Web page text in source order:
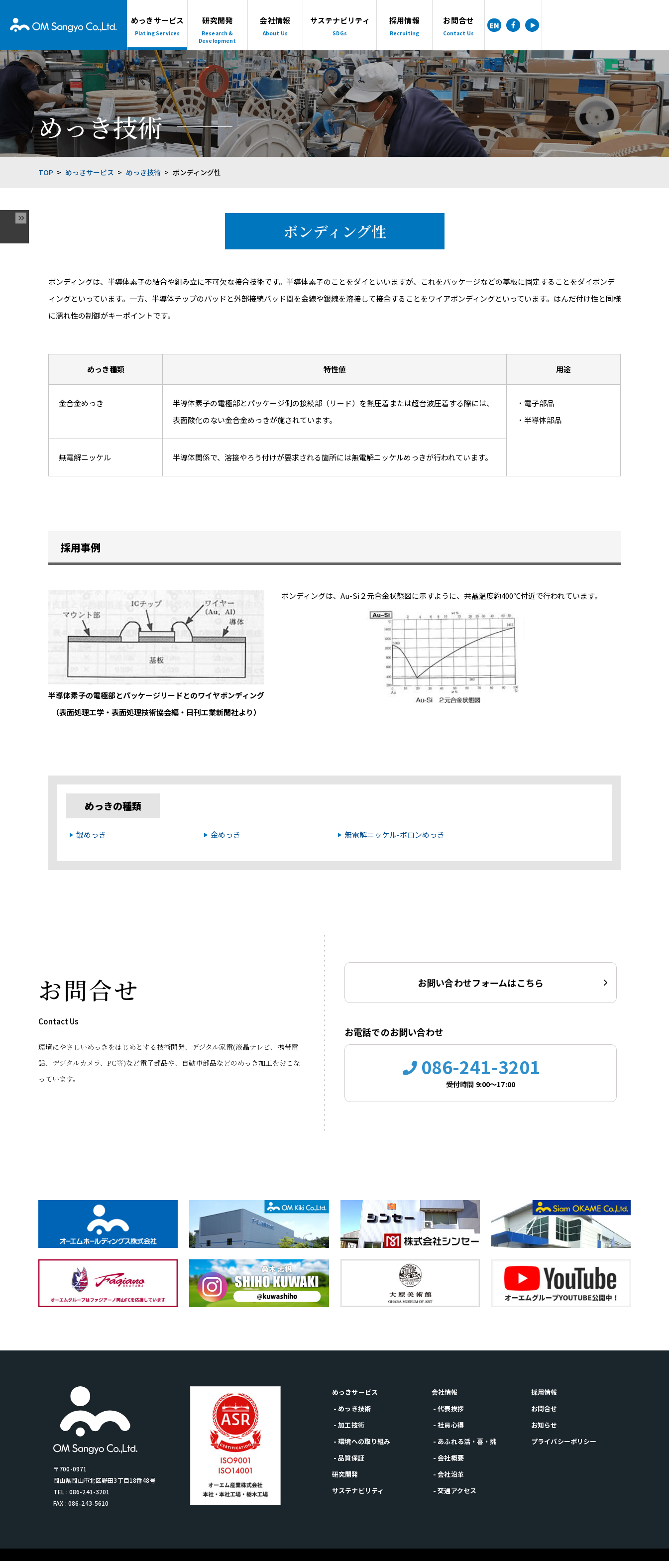
めっきサービス
Plating Services
研究開発
Research &
Development
会社情報
About Us
サステナビリティ
SDGs
採用情報
Recruiting
お問合せ
Contact Us
EN
めっき技術
TOP めっきサービス めっき技術 ボンディング性
ボンディング性
ボンディングは、半導体素子の結合や組み立に不可欠な接合技術です。半導体素子のことをダイといいますが、これをパッケージなどの基板に固定することをダイボンデ
ィングといっています。一方、半導体チップのパッドと外部接続パッド間を金線や銀線を溶接して接合することをワイアボンディングといっています。はんだ付け性と同様
に濡れ性の制御がキーポイントです。
めっき種類 特性値 用途
金合金めっき
半導体素子の電極部とパッケージ側の接続部（リード）を熱圧着または超音波圧着する際には、
表面酸化のない金合金めっきが施されています。
・電子部品
・半導体部品
無電解ニッケル 半導体関係で、溶接やろう付けが要求される箇所には無電解ニッケルめっきが行われています。
採用事例
半導体素子の電極部とパッケージリードとのワイヤボンディング
（表面処理工学・表面処理技術協会編・日刊工業新聞社より）
ボンディングは、Au-Si２元合金状態図に示すように、共晶温度約400℃付近で行われています。
めっきの種類
銀めっき 金めっき 無電解ニッケル-ボロンめっき
お問合せ
Contact Us
環境にやさしいめっきをはじめとする技術開発、デジタル家電(液晶テレビ、携帯電
話、デジタルカメラ、PC等)など電子部品や、自動車部品などのめっき加工をおこな
っています。
お問い合わせフォームはこちら
お電話でのお問い合わせ
086-241-3201
受付時間 9:00～17:00
〒700-0971
岡山県岡山市北区野田3丁目18番48号
TEL : 086-241-3201
FAX : 086-243-5610
めっきサービス
- めっき技術
- 加工技術
- 環境への取り組み
- 品質保証
研究開発
サステナビリティ
会社情報
- 代表挨拶
- 社員心得
- あふれる活・喜・挑
- 会社概要
- 会社沿革
- 交通アクセス
採用情報
お問合せ
お知らせ
プライバシーポリシー